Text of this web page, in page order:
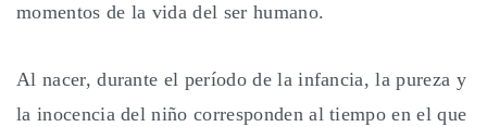
momentos de la vida del ser humano.
Al nacer, durante el período de la infancia, la pureza y
la inocencia del niño corresponden al tiempo en el que